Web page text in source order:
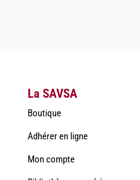
La SAVSA
Boutique
Adhérer en ligne
Mon compte